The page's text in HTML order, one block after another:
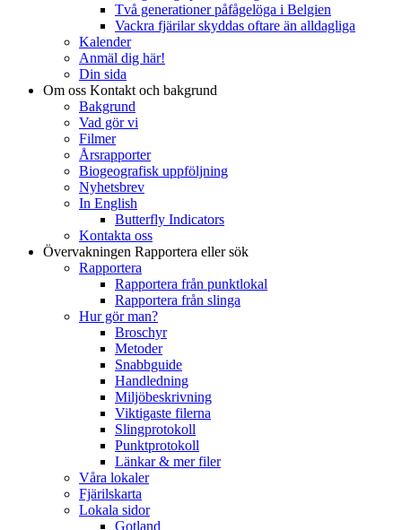
Två generationer påfågelöga i Belgien
Vackra fjärilar skyddas oftare än alldagliga
Kalender
Anmäl dig här!
Din sida
Om oss Kontakt och bakgrund
Bakgrund
Vad gör vi
Filmer
Årsrapporter
Biogeografisk uppföljning
Nyhetsbrev
In English
Butterfly Indicators
Kontakta oss
Övervakningen Rapportera eller sök
Rapportera
Rapportera från punktlokal
Rapportera från slinga
Hur gör man?
Broschyr
Metoder
Snabbguide
Handledning
Miljöbeskrivning
Viktigaste filerna
Slingprotokoll
Punktprotokoll
Länkar & mer filer
Våra lokaler
Fjärilskarta
Lokala sidor
Gotland